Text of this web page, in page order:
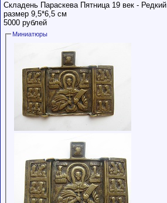
Складень Параскева Пятница 19 век - Редкий
размер 9,5*6,5 см
5000 рублей
Миниатюры